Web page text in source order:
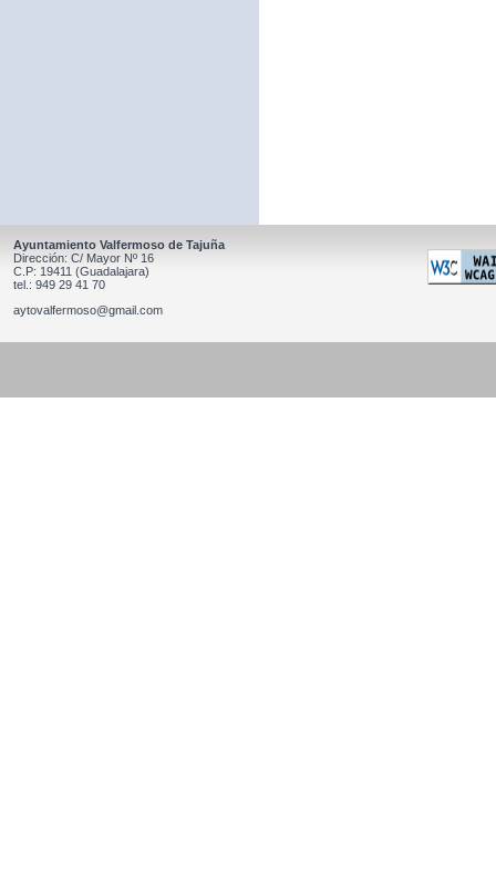
Ayuntamiento Valfermoso de Tajuña
Dirección: C/ Mayor Nº 16
C.P: 19411 (Guadalajara)
tel.: 949 29 41 70
aytovalfermoso@gmail.com